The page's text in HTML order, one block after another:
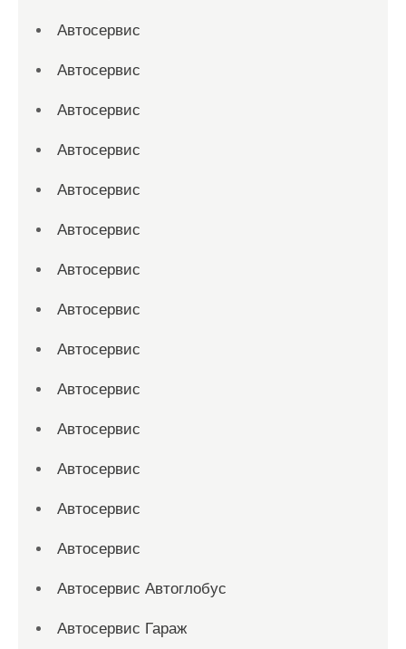
Автосервис
Автосервис
Автосервис
Автосервис
Автосервис
Автосервис
Автосервис
Автосервис
Автосервис
Автосервис
Автосервис
Автосервис
Автосервис
Автосервис
Автосервис Автоглобус
Автосервис Гараж